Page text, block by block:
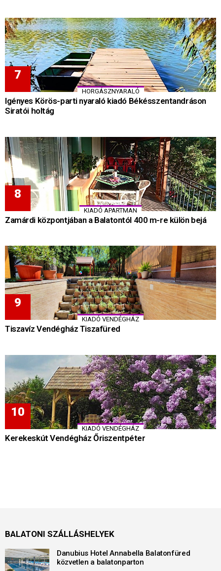
HORGÁSZNYARALÓ
Igényes Körös-parti nyaraló kiadó Békésszentandráson
Siratói holtág
KIADÓ APARTMAN
Zamárdi központjában a Balatontól 400 m-re külön bejá
KIADÓ VENDÉGHÁZ
Tiszavíz Vendégház Tiszafüred
KIADÓ VENDÉGHÁZ
Kerekeskút Vendégház Őriszentpéter
BALATONI SZÁLLÁSHELYEK
Danubius Hotel Annabella Balatonfüred
közvetlen a balatonparton